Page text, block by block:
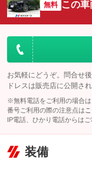
無料 この
お気軽にどうぞ。問合せ
ドレスは販売店に公開され
※無料電話をご利用の場合
番号ご利用の際の注意点は
IP電話、ひかり電話からはご
装備